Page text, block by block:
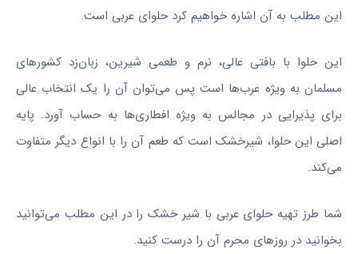
این مطلب به آن اشاره خواهیم کرد حلوای عربی است.
این حلوا با بافتی عالی، نرم و طعمی شیرین، زبان‌زد کشورهای
مسلمان به ویژه عرب‌ها است پس می‌توان آن را یک انتخاب عالی
برای پذیرایی در مجالس به ویژه افطاری‌ها به حساب آورد. پایه
اصلی این حلوا، شیرخشک است که طعم آن را با انواع دیگر متفاوت
می‌کند.
شما طرز تهیه حلوای عربی با شیر خشک را در این مطلب می‌توانید
بخوانید در روزهای محرم آن را درست کنید.